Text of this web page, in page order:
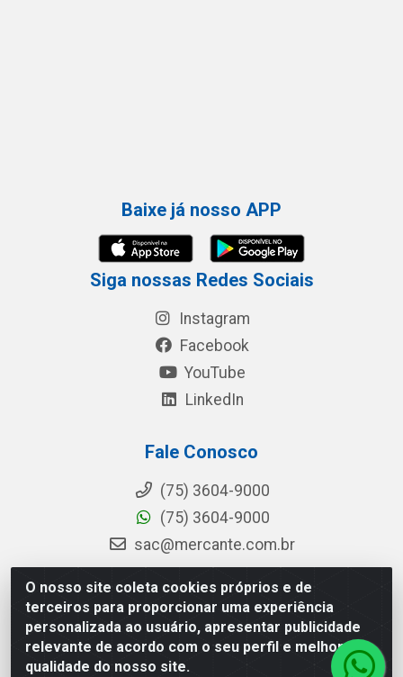
O nosso site coleta cookies próprios e de
terceiros para proporcionar uma experiência
personalizada ao usuário, apresentar publicidade
relevante de acordo com o seu perfil e melhorar a
qualidade do nosso site.
Baixe já nosso APP
Siga nossas Redes Sociais
Instagram
Facebook
YouTube
LinkedIn
Fale Conosco
(75) 3604-9000
(75) 3604-9000
sac@mercante.com.br
Mercante Distribuidora - Rua Mercante, 699 - Aviário, Feira de
Santana/BA - CEP 44.096-218 - CNPJ 96.755.848/0001-08